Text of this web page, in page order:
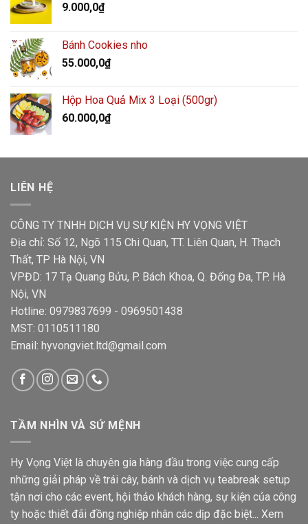
9.000,0₫
Bánh Cookies nho
55.000,0₫
Hộp Hoa Quả Mix 3 Loại (500gr)
60.000,0₫
LIÊN HỆ
CÔNG TY TNHH DỊCH VỤ SỰ KIỆN HY VỌNG VIỆT
Địa chỉ: Số 12, Ngõ 115 Chi Quan, TT. Liên Quan, H. Thạch
Thất, TP Hà Nội, VN
VPĐD: 17 Tạ Quang Bửu, P. Bách Khoa, Q. Đống Đa, TP. Hà
Nội, VN
Hotline: 0979837699 - 0969501438
MST: 0110511180
Email: hyvongviet.ltd@gmail.com
TẦM NHÌN VÀ SỨ MỆNH
Hy Vọng Việt là chuyên gia hàng đầu trong việc cung cấp
những giải pháp về trái cây, bánh và dịch vụ teabreak setup
tận nơi cho các event, hội thảo khách hàng, sự kiện của công
ty hoặc thiết đãi đồng nghiệp nhân các dịp đặc biệt... Xem